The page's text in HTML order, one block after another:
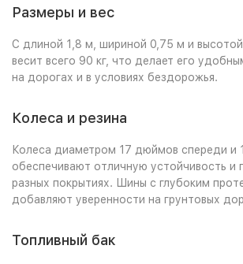
Размеры и вес
С длиной 1,8 м, шириной 0,75 м и
весит всего 90 кг, что делает его
на дорогах и в условиях бездорожья.
Колеса и резина
Колеса диаметром 17 дюймов спереди и
обеспечивают отличную устойчивость и
разных покрытиях. Шины с глубоким
добавляют уверенности на грунтовых
Топливный бак